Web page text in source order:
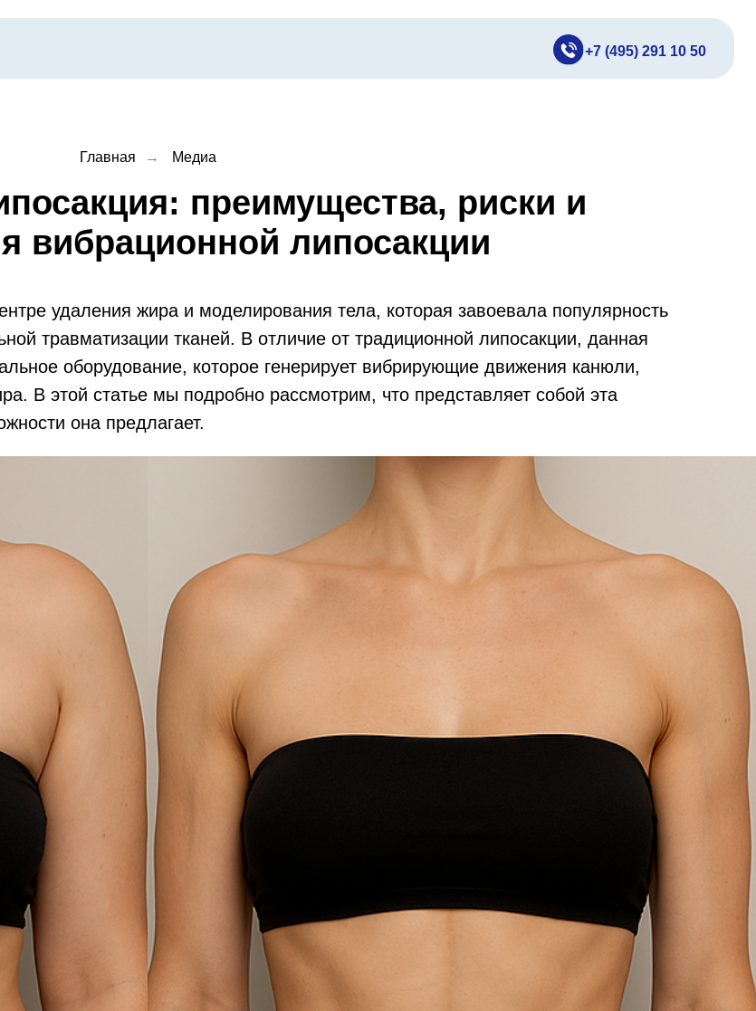
+7 (495) 291 10 50
Главная → Медиа
преимущества, риски и
вибрационной липосакции
удаления жира и моделирования тела, которая завоевала популярность
травматизации тканей. В отличие от традиционной липосакции, данная
оборудование, которое генерирует вибрирующие движения канюли,
В этой статье мы подробно рассмотрим, что представляет собой эта
она предлагает.